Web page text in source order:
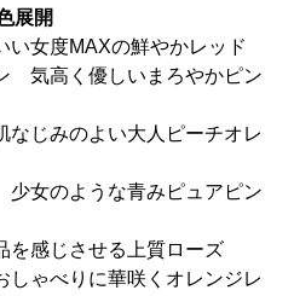
展開
女度MAXの鮮やかレッド
気高く優しいまろやかピン
じみのよい大人ピーチオレ
女のような青みピュアピン
感じさせる上質ローズ
ゃべりに華咲くオレンジレ